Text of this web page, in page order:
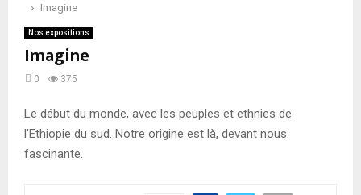
Imagine
Nos expositions
Imagine
0 375
Le début du monde, avec les peuples et ethnies de
l’Ethiopie du sud. Notre origine est là, devant nous:
fascinante.